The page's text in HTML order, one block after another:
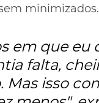
minimizados.
em que eu
falta,
Mas isso